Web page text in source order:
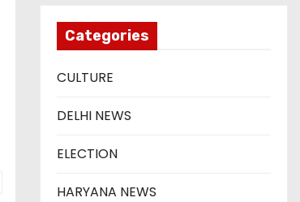
Categories
CULTURE
DELHI NEWS
ELECTION
HARYANA NEWS